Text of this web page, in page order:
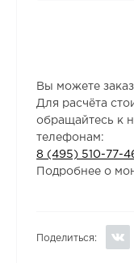
Вы можете
Для расчёта
обращайтесь к
телефонам:
8 (495) 510-77-
Подробнее о
Поделиться: